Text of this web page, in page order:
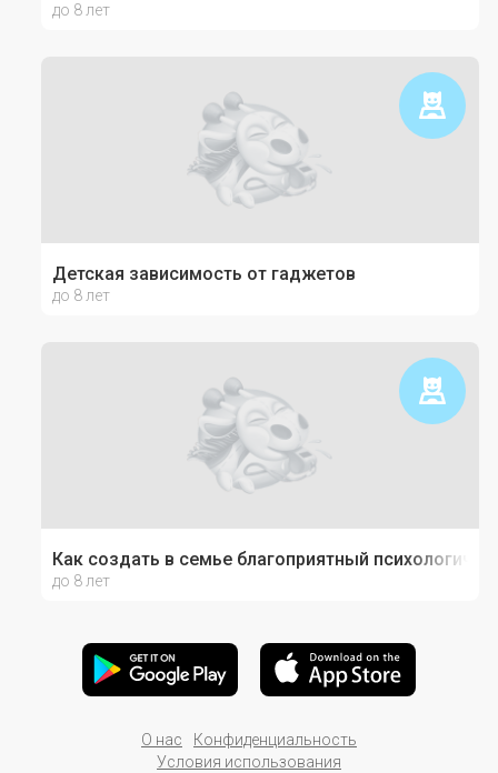
до 8 лет
Детская зависимость от гаджетов
до 8 лет
Как создать в семье благоприятный
до 8 лет
О нас
Конфиденциальность
Условия использования